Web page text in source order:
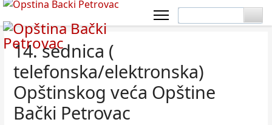
14. sednica (
telefonska/elektronska)
Opštinskog veća Opštine
Bački Petrovac